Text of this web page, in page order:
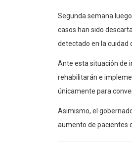
Segunda semana
casos han sido
detectado en la cuidad
Ante esta situación de
rehabilitarán e
únicamente para
Asimismo, el
aumento de pacientes